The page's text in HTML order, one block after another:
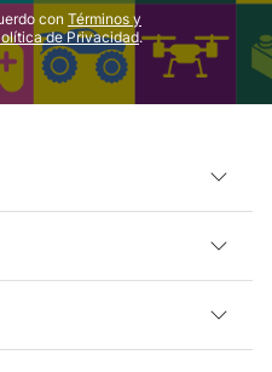
con Términos y
de Privacidad.